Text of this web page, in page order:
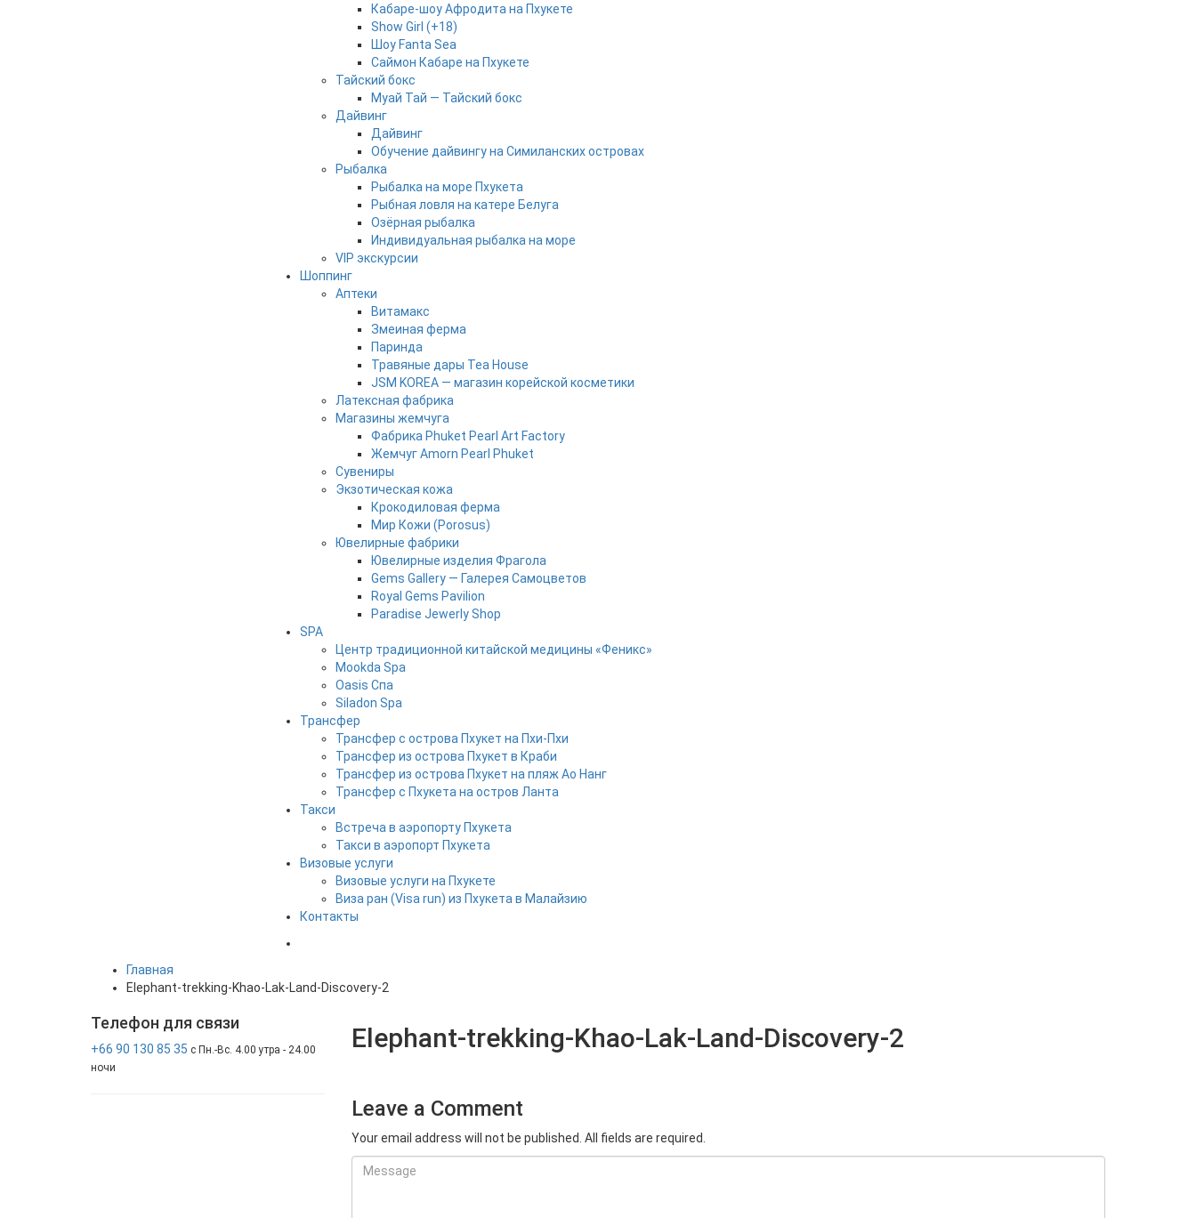
Кабаре-шоу Афродита на Пхукете
Show Girl (+18)
Шоу Fanta Sea
Саймон Кабаре на Пхукете
Тайский бокс
Муай Тай — Тайский бокс
Дайвинг
Дайвинг
Обучение дайвингу на Симиланских островах
Рыбалка
Рыбалка на море Пхукета
Рыбная ловля на катере Белуга
Озёрная рыбалка
Индивидуальная рыбалка на море
VIP экскурсии
Шоппинг
Аптеки
Витамакс
Змеиная ферма
Паринда
Травяные дары Tea House
JSM KOREA — магазин корейской косметики
Латексная фабрика
Магазины жемчуга
Фабрика Phuket Pearl Art Factory
Жемчуг Amorn Pearl Phuket
Сувениры
Экзотическая кожа
Крокодиловая ферма
Мир Кожи (Porosus)
Ювелирные фабрики
Ювелирные изделия Фрагола
Gems Gallery — Галерея Самоцветов
Royal Gems Pavilion
Paradise Jewerly Shop
SPA
Центр традиционной китайской медицины «Феникс»
Mookda Spa
Oasis Спа
Siladon Spa
Трансфер
Трансфер с острова Пхукет на Пхи-Пхи
Трансфер из острова Пхукет в Краби
Трансфер из острова Пхукет на пляж Ао Нанг
Трансфер с Пхукета на остров Ланта
Такси
Встреча в аэропорту Пхукета
Такси в аэропорт Пхукета
Визовые услуги
Визовые услуги на Пхукете
Виза ран (Visa run) из Пхукета в Малайзию
Контакты
Главная
Elephant-trekking-Khao-Lak-Land-Discovery-2
Телефон для связи
+66 90 130 85 35 с Пн.-Вс. 4.00 утра - 24.00
ночи
Elephant-trekking-Khao-Lak-Land-Discovery-2
Leave a Comment
Your email address will not be published. All fields are required.